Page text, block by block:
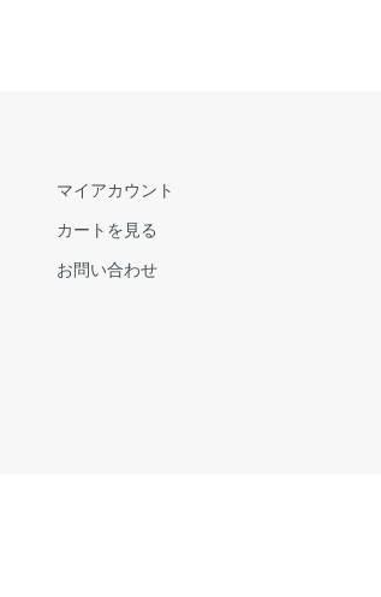
マイアカウント
カートを見る
お問い合わせ